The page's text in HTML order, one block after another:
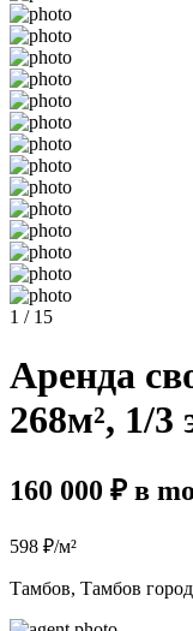
1 / 15
Аренда
268м², 1/3
160 000 ₽ в
598 ₽/м²
Тамбов, Тамбов